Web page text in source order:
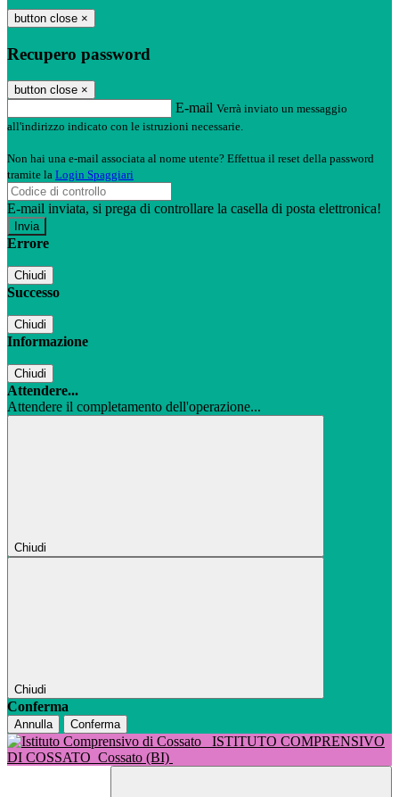
button close ×
Recupero password
button close ×
E-mail Verrà inviato un messaggio
all'indirizzo indicato con le istruzioni necessarie.
Non hai una e-mail associata al nome utente? Effettua il reset della password
tramite la Login Spaggiari
E-mail inviata, si prega di controllare la casella di posta elettronica!
Errore
Chiudi
Successo
Chiudi
Informazione
Chiudi
Attendere...
Attendere il completamento dell'operazione...
Chiudi
Chiudi
Conferma
Annulla Conferma
ISTITUTO COMPRENSIVO
DI COSSATO Cossato (BI)